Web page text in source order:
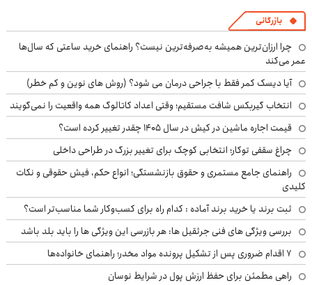
بازرگانی
چرا ارزان‌ترین همیشه به‌صرفه‌ترین نیست؟ راهنمای خرید ساعتی که سال‌ها
عمر می‌کند
آیا دیسک کمر فقط با جراحی درمان می شود؟ (روش های نوین و کم خطر)
انتخاب گیربکس شافت مستقیم؛ وقتی اعداد کاتالوگ همه واقعیت را نمی‌گویند
قیمت اجاره ماشین در کیش در سال ۱۴۰۵ چقدر تغییر کرده است؟
چراغ سقفی توکار؛ انتخابی کوچک برای تغییر بزرگ در طراحی داخلی
راهنمای جامع مستمری و حقوق بازنشستگی؛ انواع حکم، فیش حقوقی و نکات
کلیدی
ثبت برند یا خرید برند آماده : کدام راه برای کسب‌وکار شما مناسب‌تر است؟
بررسی ویژگی های فنی جرثقیل ها: هر بازرسی این ویژگی ها را باید بلد باشد
۷ اقدام ضروری پس از تشکیل پرونده مواد مخدر؛ راهنمای خانواده‌ها
راهی مطمئن برای حفظ ارزش پول در شرایط نوسان